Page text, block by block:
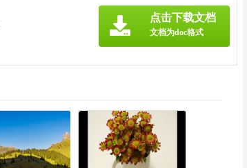
点击下载文档
文档为doc格式